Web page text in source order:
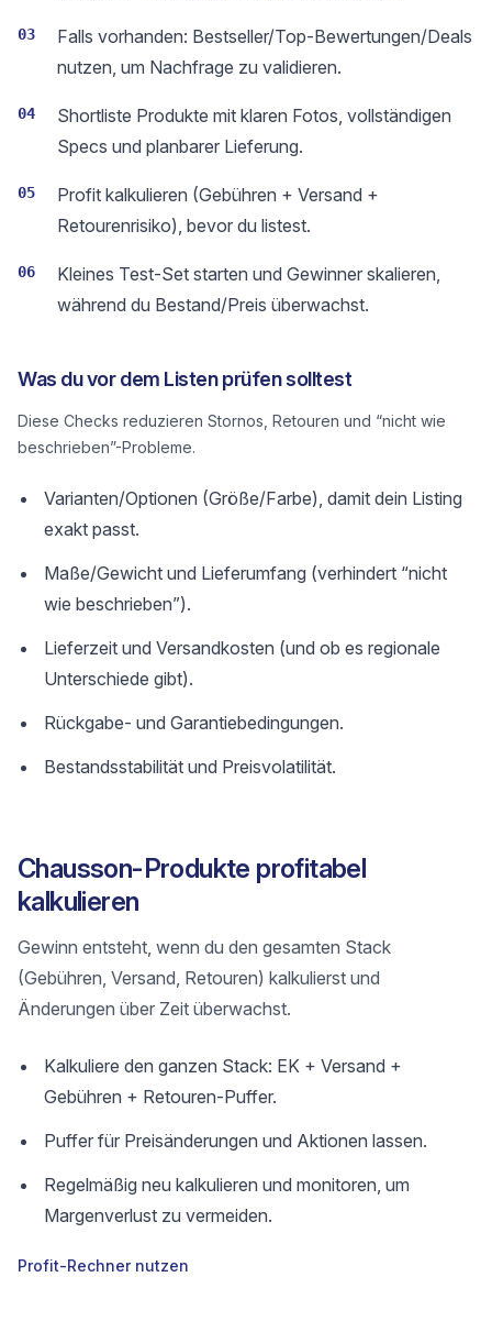
03
Falls vorhanden: Bestseller/Top-Bewertungen/Deals
nutzen, um Nachfrage zu validieren.
04
Shortliste Produkte mit klaren Fotos, vollständigen
Specs und planbarer Lieferung.
05
Profit kalkulieren (Gebühren + Versand +
Retourenrisiko), bevor du listest.
06
Kleines Test-Set starten und Gewinner skalieren,
während du Bestand/Preis überwachst.
Was du vor dem Listen prüfen solltest
Diese Checks reduzieren Stornos, Retouren und “nicht wie
beschrieben”-Probleme.
Varianten/Optionen (Größe/Farbe), damit dein Listing
exakt passt.
Maße/Gewicht und Lieferumfang (verhindert “nicht
wie beschrieben”).
Lieferzeit und Versandkosten (und ob es regionale
Unterschiede gibt).
Rückgabe- und Garantiebedingungen.
Bestandsstabilität und Preisvolatilität.
Chausson-Produkte profitabel
kalkulieren
Gewinn entsteht, wenn du den gesamten Stack
(Gebühren, Versand, Retouren) kalkulierst und
Änderungen über Zeit überwachst.
Kalkuliere den ganzen Stack: EK + Versand +
Gebühren + Retouren-Puffer.
Puffer für Preisänderungen und Aktionen lassen.
Regelmäßig neu kalkulieren und monitoren, um
Margenverlust zu vermeiden.
Profit-Rechner nutzen